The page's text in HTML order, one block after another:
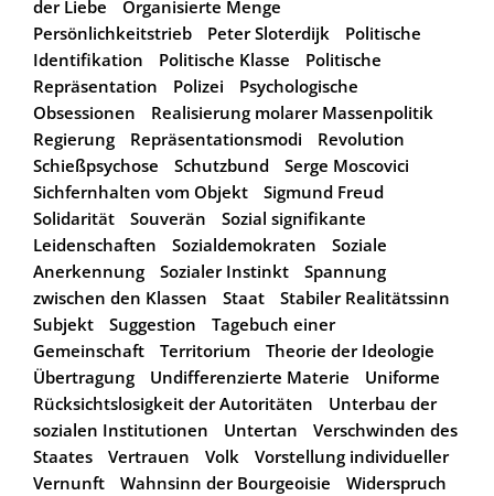
der Liebe
Organisierte Menge
Persönlichkeitstrieb
Peter Sloterdijk
Politische
Identifikation
Politische Klasse
Politische
Repräsentation
Polizei
Psychologische
Obsessionen
Realisierung molarer Massenpolitik
Regierung
Repräsentationsmodi
Revolution
Schießpsychose
Schutzbund
Serge Moscovici
Sichfernhalten vom Objekt
Sigmund Freud
Solidarität
Souverän
Sozial signifikante
Leidenschaften
Sozialdemokraten
Soziale
Anerkennung
Sozialer Instinkt
Spannung
zwischen den Klassen
Staat
Stabiler Realitätssinn
Subjekt
Suggestion
Tagebuch einer
Gemeinschaft
Territorium
Theorie der Ideologie
Übertragung
Undifferenzierte Materie
Uniforme
Rücksichtslosigkeit der Autoritäten
Unterbau der
sozialen Institutionen
Untertan
Verschwinden des
Staates
Vertrauen Volk
Vorstellung individueller
Vernunft
Wahnsinn der Bourgeoisie
Widerspruch